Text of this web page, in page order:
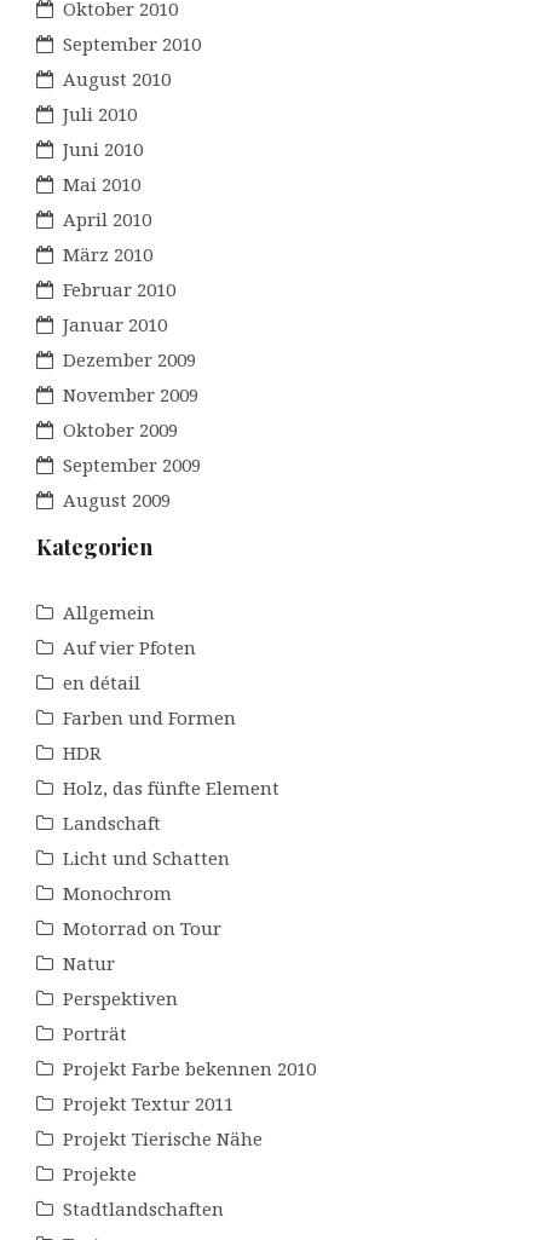
Oktober 2010
September 2010
August 2010
Juli 2010
Juni 2010
Mai 2010
April 2010
März 2010
Februar 2010
Januar 2010
Dezember 2009
November 2009
Oktober 2009
September 2009
August 2009
Kategorien
Allgemein
Auf vier Pfoten
en détail
Farben und Formen
HDR
Holz, das fünfte Element
Landschaft
Licht und Schatten
Monochrom
Motorrad on Tour
Natur
Perspektiven
Porträt
Projekt Farbe bekennen 2010
Projekt Textur 2011
Projekt Tierische Nähe
Projekte
Stadtlandschaften